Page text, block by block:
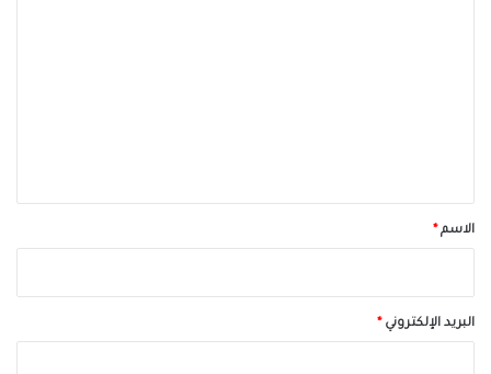
*الاسم*
البريد الإلكتروني*